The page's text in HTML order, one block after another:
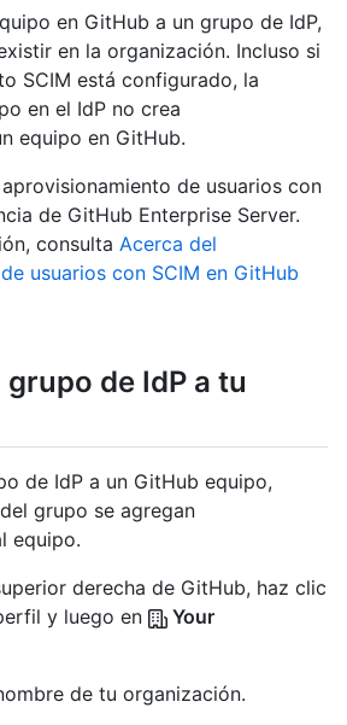
en GitHub a un grupo de IdP,
en la organización. Incluso si
SCIM está configurado, la
en el IdP no crea
equipo en GitHub.
de usuarios con
de GitHub Enterprise Server.
consulta Acerca del
usuarios con SCIM en GitHub
de IdP a tu
de IdP a un GitHub equipo,
grupo se agregan
equipo.
derecha de GitHub, haz clic
y luego en
Your
de tu organización.